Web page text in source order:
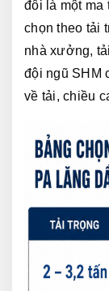
đôi là một ma
chọn theo tải
nhà xưởng,
đội ngũ SHM
về tải, chiều